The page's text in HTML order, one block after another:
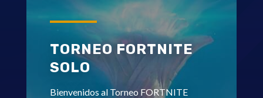
TORNEO FORTNITE
SOLO
Bienvenidos al Torneo FORTNITE